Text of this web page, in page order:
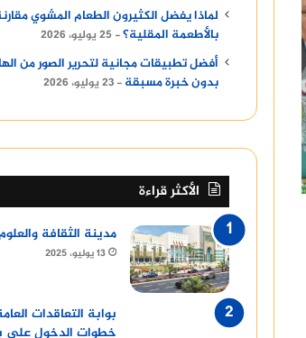
لماذا يفضل الكثيرون الطعام المشوي
بالأطعمة المقلية؟
25 يوليو، 2026
أفضل تطبيقات مجانية لتحرير الصور من
بدون خبرة مسبقة
23 يوليو، 2026
الأكثر قراءة
مدينة الثقافة
13 يوليو، 2025
بوابة التعاقدات
خطوات الدخول على